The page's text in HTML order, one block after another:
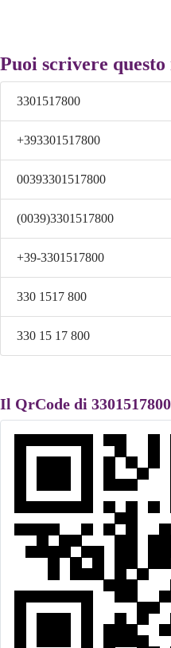
Puoi scrivere
3301517800
+393301517800
00393301517800
(0039)3301517800
+39-3301517800
330 1517 800
330 15 17 800
Il QrCode di